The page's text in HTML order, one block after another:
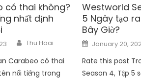
có thai không?
nhất định
Author
Thu Hoai
Carabeo có thai
nổi tiếng trong
Westworld
5 Ngày tạo
Bây Giờ?
Posted
on
January 20,
Rate this post
Season 4, Tập 5